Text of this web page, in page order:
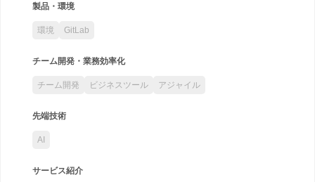
製品・環境
環境 GitLab
チーム開発・業務効率化
チーム開発 ビジネスツール アジャイル
先端技術
AI
サービス紹介